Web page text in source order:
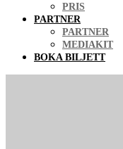
PRIS
PARTNER
PARTNER
MEDIAKIT
BOKA BILJETT